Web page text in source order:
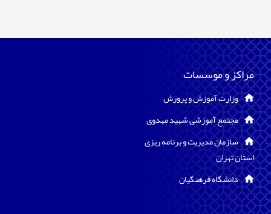
مراکز و موسسات
وزارت آموزش و پرورش
مجتمع آموزشی شهید مهدوی
سازمان مدیریت و برنامه ریزی
استان تهران
دانشگاه فرهنگیان